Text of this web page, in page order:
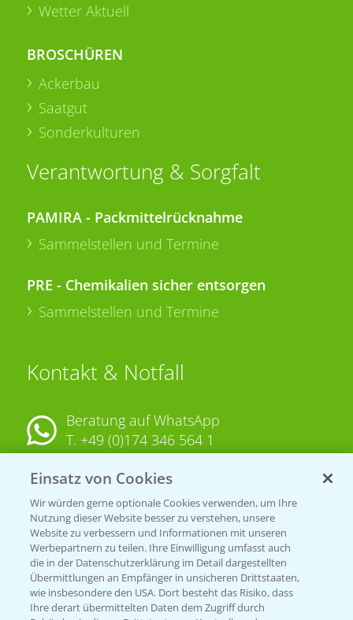
Wetter Aktuell
BROSCHÜREN
Ackerbau
Saatgut
Sonderkulturen
Verantwortung & Sorgfalt
PAMIRA - Packmittelrücknahme
Sammelstellen und Termine
PRE - Chemikalien sicher entsorgen
Sammelstellen und Termine
Kontakt & Notfall
Beratung auf WhatsApp
T. +49 (0)174 346 564 1
KONTAKT
Hilfe in Notfällen
T.+49 (0)214/30-20220
Einsatz von Cookies
Wir würden gerne optionale Cookies verwenden, um Ihre
Nutzung dieser Website besser zu verstehen, unsere
Website zu verbessern und Informationen mit unseren
Werbepartnern zu teilen. Ihre Einwilligung umfasst auch
die in der Datenschutzerklärung im Detail dargestellten
Übermittlungen an Empfänger in unsicheren Drittstaaten,
wie insbesondere den USA. Dort besteht das Risiko, dass
Ihre derart übermittelten Daten dem Zugriff durch